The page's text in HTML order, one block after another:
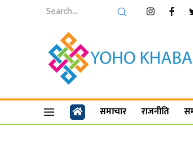
समाचार राजनीति